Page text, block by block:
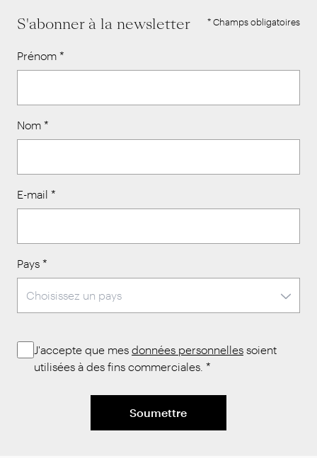
S'abonner à la newsletter * Champs obligatoires
Prénom *
Nom *
E-mail *
Pays *
J'accepte que mes données personnelles soient
utilisées à des fins commerciales. *
Soumettre